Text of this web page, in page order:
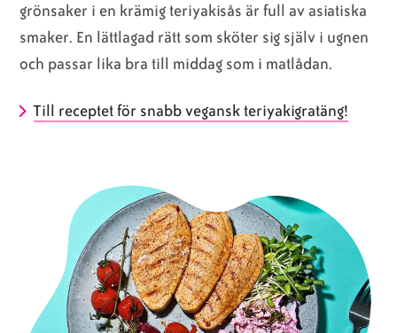
grönsaker i en krämig teriyakisås är full av asiatiska
smaker. En lättlagad rätt som sköter sig själv i ugnen
och passar lika bra till middag som i matlådan.
Till receptet för snabb vegansk teriyakigratäng!